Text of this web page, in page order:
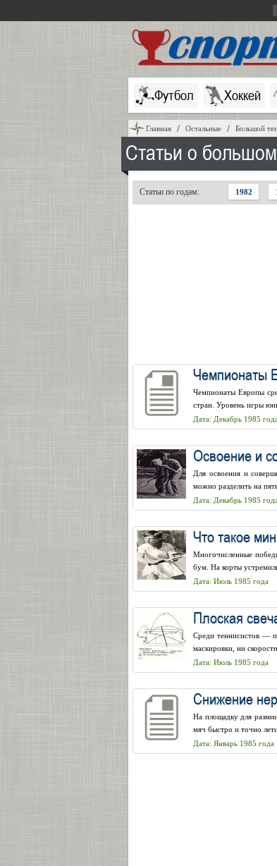
Футбол Хоккей
Главная Остальные Большой
Статьи о
Статьи по годам: 1982
Чемпионаты
Чемпионаты Европы
стран. Уровень игры
Дата: Декабрь 1985
Освоение и
Для освоения и
можно разделить на
Дата: Декабрь 1985
Что такое
Многочисленные
бум. На корты
Дата: Июль 1985 года
Плоская
Среди теннисистов —
маскировки, ни
Дата: Июль 1985 года
Снижение
На площадку для
мяч быстро и точно
Дата: Январь 1985 года